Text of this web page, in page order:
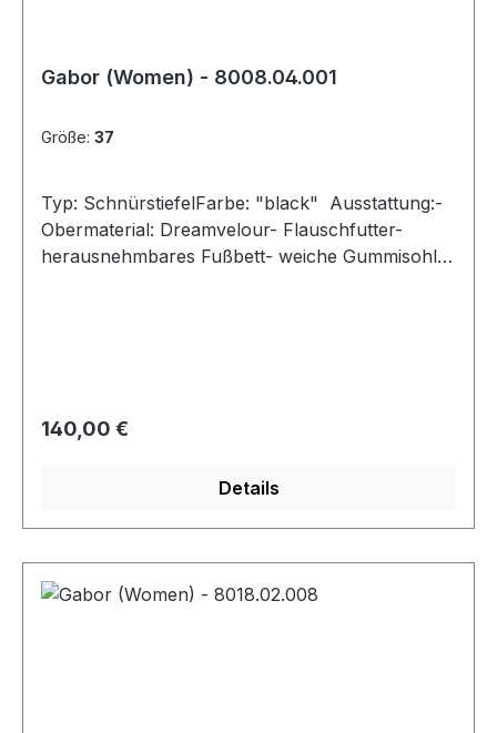
Gabor (Women) - 8008.04.001
Größe: 37
Typ: SchnürstiefelFarbe: "black" Ausstattung:-
Obermaterial: Dreamvelour- Flauschfutter-
herausnehmbares Fußbett- weiche Gummisohle-
Regulärer Preis:
140,00 €
Details